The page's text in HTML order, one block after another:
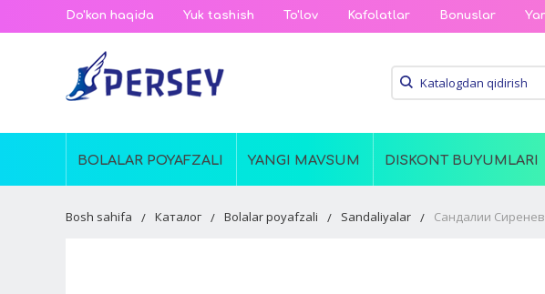
Do'kon haqida Yuk tashish To'lov Kafolatlar Bonuslar
BOLALAR POYAFZALI YANGI MAVSUM DISKONT BUYUMLARI
Bosh sahifa Каталог Bolalar poyafzali Sandaliyalar Сандалии